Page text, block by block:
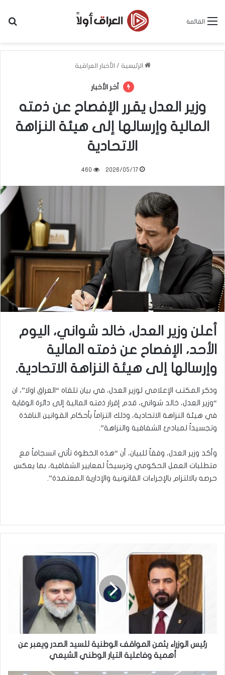
القائمة
الرئيسية / الأخبار العراقية
أخر الأخبار
وزير العدل يقرر الإفصاح عن ذمته
المالية وإرسالها إلى هيئة النزاهة
الاتحادية
2026/05/17
460
أعلن وزير العدل، خالد شواني، اليوم
الأحد، الإفصاح عن ذمته المالية
وإرسالها إلى هيئة النزاهة الاتحادية.
وذكر المكتب الإعلامي لوزير العدل، في بيان تلقاه “العراق اولا”، ان
“وزير العدل، خالد شواني، قدم إقرار ذمته المالية إلى دائرة الوقاية
في هيئة النزاهة الاتحادية، وذلك التزاماً بأحكام القوانين النافذة
وتجسيداً لمبادئ الشفافية والنزاهة”.
وأكد وزير العدل، وفقاً للبيان، أن “هذه الخطوة تأتي انسجاماً مع
متطلبات العمل الحكومي وترسيخاً لمعايير الشفافية، بما يعكس
حرصه بالالتزام بالإجراءات القانونية والإدارية المعتمدة”.
الوزراء
أهميةرئيس الوزراء يثمن المواقف الوطنية للسيد الصدر ويعبر عن
أهمية وفاعلية التيار الوطني الشيعي